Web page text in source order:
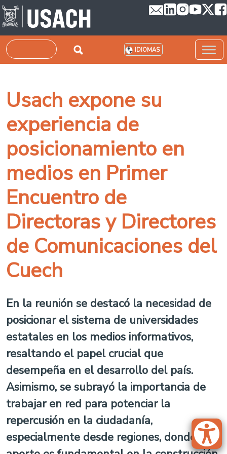
Pasar al contenido principal
Buscar IDIOMAS
Usach expone su
experiencia de
posicionamiento en
medios en Primer
Encuentro de
Directoras y Directores
de Comunicaciones del
Cuech
En la reunión se destacó la necesidad de
posicionar el sistema de universidades
estatales en los medios informativos,
resaltando el papel crucial que
desempeña en el desarrollo del país.
Asimismo, se subrayó la importancia de
trabajar en red para potenciar la
repercusión en la ciudadanía,
especialmente desde regiones, donde su